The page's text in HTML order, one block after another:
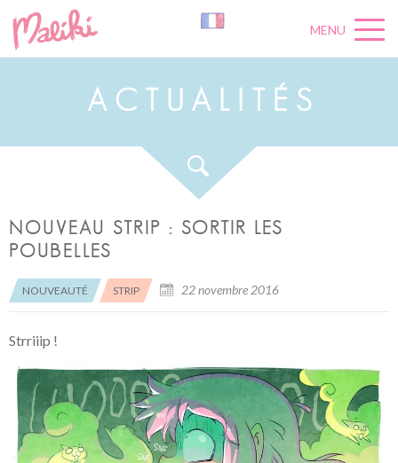
MENU
A C U A L É S
NOUVEAU STRIP : SORTIR LES
POUBELLES
NOUVEAUTÉ STRIP 22 novembre 2016
Strriiip !